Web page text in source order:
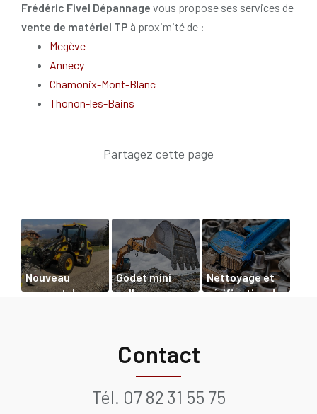
Frédéric Fivel Dépannage vous propose ses services de
vente de matériel TP à proximité de :
Megève
Annecy
Chamonix-Mont-Blanc
Thonon-les-Bains
Nouveau
support de
Godet mini
pelle
Nettoyage et
vérification de
Contact
Tél. 07 82 31 55 75